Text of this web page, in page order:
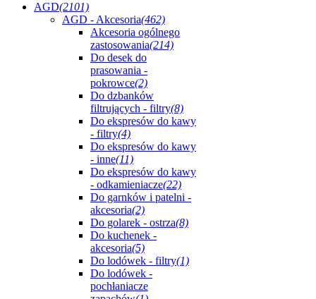
AGD(2101)
AGD - Akcesoria(462)
Akcesoria ogólnego
zastosowania(214)
Do desek do
prasowania -
pokrowce(2)
Do dzbanków
filtrujących - filtry(8)
Do ekspresów do kawy
- filtry(4)
Do ekspresów do kawy
- inne(11)
Do ekspresów do kawy
- odkamieniacze(22)
Do garnków i patelni -
akcesoria(2)
Do golarek - ostrza(8)
Do kuchenek -
akcesoria(5)
Do lodówek - filtry(1)
Do lodówek -
pochłaniacze